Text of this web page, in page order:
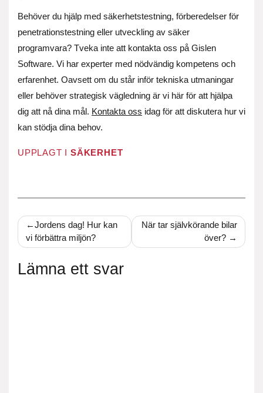
Behöver du hjälp med säkerhetstestning, förberedelser för
penetrationstestning eller utveckling av säker
programvara? Tveka inte att kontakta oss på Gislen
Software. Vi har experter med nödvändig kompetens och
erfarenhet. Oavsett om du står inför tekniska utmaningar
eller behöver strategisk vägledning är vi här för att hjälpa
dig att nå dina mål. Kontakta oss idag för att diskutera hur vi
kan stödja dina behov.
UPPLAGT I SÄKERHET
Inläggsnavigering
Jordens dag! Hur kan
vi förbättra miljön?
När tar självkörande bilar
över?
Lämna ett svar